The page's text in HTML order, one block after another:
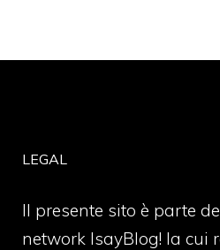
LEGAL
Il presente sito è parte
network IsayBlog! la cui